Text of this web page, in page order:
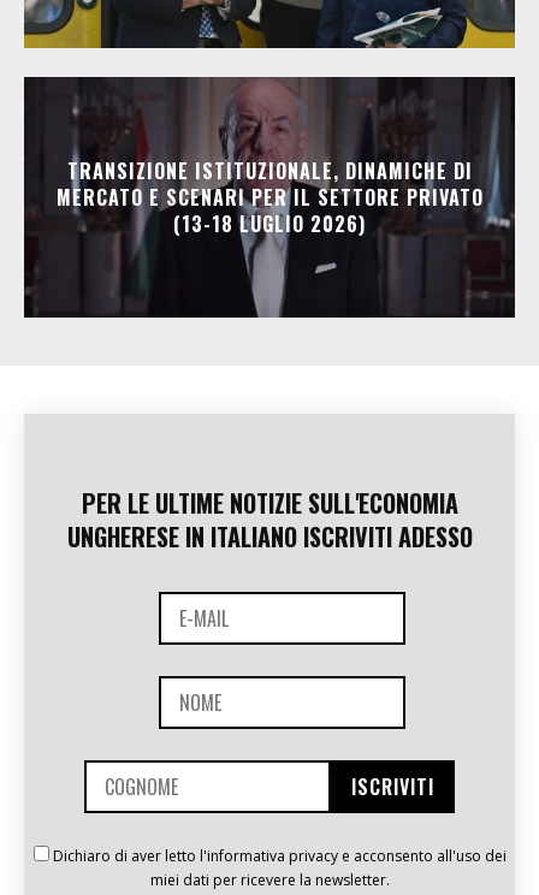
TRANSIZIONE ISTITUZIONALE, DINAMICHE DI
MERCATO E SCENARI PER IL SETTORE PRIVATO
(13-18 LUGLIO 2026)
PER LE ULTIME NOTIZIE SULL'ECONOMIA
UNGHERESE IN ITALIANO ISCRIVITI ADESSO
Dichiaro di aver letto l'informativa privacy e acconsento all'uso dei
miei dati per ricevere la newsletter.